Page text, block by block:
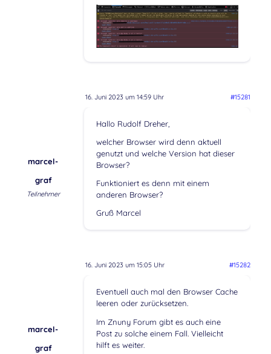
16. Juni 2023 um 14:59 Uhr #15281
marcel-
graf
Teilnehmer
Hallo Rudolf Dreher,
welcher Browser wird denn aktuell
genutzt und welche Version hat dieser
Browser?
Funktioniert es denn mit einem
anderen Browser?
Gruß Marcel
16. Juni 2023 um 15:05 Uhr #15282
marcel-
graf
Eventuell auch mal den Browser Cache
leeren oder zurücksetzen.
Im Znuny Forum gibt es auch eine
Post zu solche einem Fall. Vielleicht
hilft es weiter.